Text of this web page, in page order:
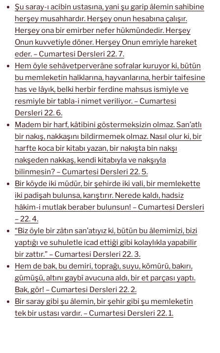
Şu saray-ı acibin ustasına, yani şu garip âlemin sahibine
herşey musahhardır. Herşey onun hesabına çalışır.
Herşey ona bir emirber nefer hükmündedir. Herşey
Onun kuvvetiyle döner. Herşey Onun emriyle hareket
eder. – Cumartesi Dersleri 22. 7.
Hem öyle sehâvetperverâne sofralar kuruyor ki, bütün
bu memleketin halklarına, hayvanlarına, herbir taifesine
has ve lâyık, belki herbir ferdine mahsus ismiyle ve
resmiyle bir tabla-i nimet veriliyor. – Cumartesi
Dersleri 22. 6.
Madem bir harf, kâtibini göstermeksizin olmaz. San’atlı
bir nakış, nakkaşını bildirmemek olmaz. Nasıl olur ki, bir
harfte koca bir kitabı yazan, bir nakışta bin nakşı
nakşeden nakkaş, kendi kitabıyla ve nakşıyla
bilinmesin? – Cumartesi Dersleri 22. 5.
Bir köyde iki müdür, bir şehirde iki vali, bir memlekette
iki padişah bulunsa, karıştırır. Nerede kaldı, hadsiz
hâkim-i mutlak beraber bulunsun! – Cumartesi Dersleri
– 22. 4.
“Biz öyle bir zâtın san’atıyız ki, bütün bu âlemimizi, bizi
yaptığı ve suhuletle icad ettiği gibi kolaylıkla yapabilir
bir zattır.” – Cumartesi Dersleri 22. 3.
Hem de bak, bu demiri, toprağı, suyu, kömürü, bakırı,
gümüşü, altını gaybî avucuna aldı, bir et parçası yaptı.
Bak, gör! – Cumartesi Dersleri 22. 2.
Bir saray gibi şu âlemin, bir şehir gibi şu memleketin
tek bir ustası vardır. – Cumartesi Dersleri 22. 1.